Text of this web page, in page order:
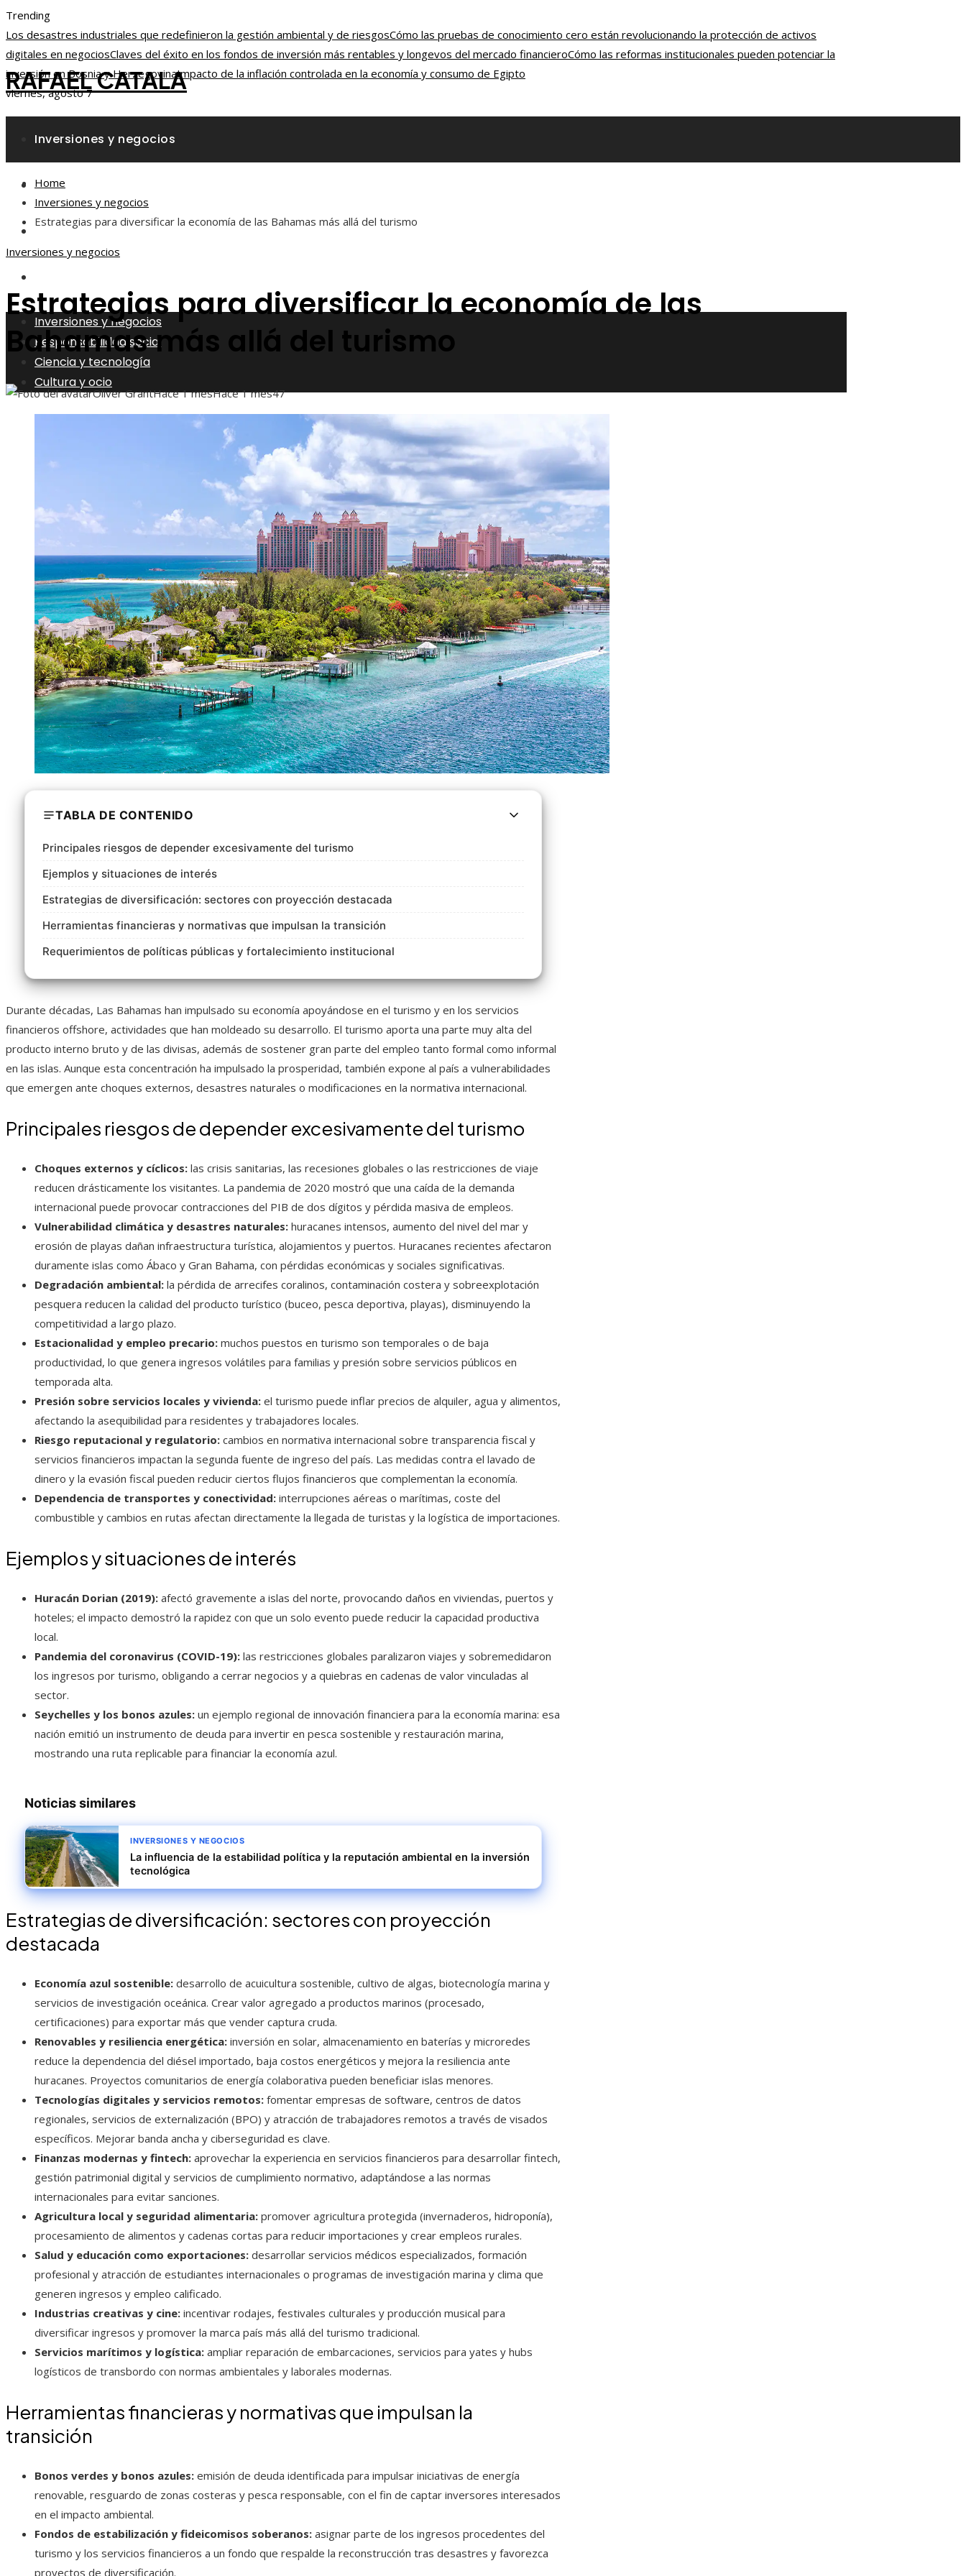
Trending
Los desastres industriales que redefinieron la gestión ambiental y de riesgosCómo las pruebas de conocimiento cero están revolucionando la protección de activos
digitales en negociosClaves del éxito en los fondos de inversión más rentables y longevos del mercado financieroCómo las reformas institucionales pueden potenciar la
inversión en Bosnia y HerzegovinaImpacto de la inflación controlada en la economía y consumo de Egipto
viernes, agosto 7
RAFAEL CATALA
Inversiones y negocios
Responsabilidad social
Ciencia y tecnología
Inversiones y negocios
Responsabilidad social
Ciencia y tecnología
Cultura y ocio
Home
Inversiones y negocios
Estrategias para diversificar la economía de las Bahamas más allá del turismo
Inversiones y negocios
Estrategias para diversificar la economía de las
Bahamas más allá del turismo
Oliver GrantHace 1 mesHace 1 mes47
TABLA DE CONTENIDO
Principales riesgos de depender excesivamente del turismo
Ejemplos y situaciones de interés
Estrategias de diversificación: sectores con proyección destacada
Herramientas financieras y normativas que impulsan la transición
Requerimientos de políticas públicas y fortalecimiento institucional
Durante décadas, Las Bahamas han impulsado su economía apoyándose en el turismo y en los servicios
financieros offshore, actividades que han moldeado su desarrollo. El turismo aporta una parte muy alta del
producto interno bruto y de las divisas, además de sostener gran parte del empleo tanto formal como informal
en las islas. Aunque esta concentración ha impulsado la prosperidad, también expone al país a vulnerabilidades
que emergen ante choques externos, desastres naturales o modificaciones en la normativa internacional.
Principales riesgos de depender excesivamente del turismo
Choques externos y cíclicos: las crisis sanitarias, las recesiones globales o las restricciones de viaje
reducen drásticamente los visitantes. La pandemia de 2020 mostró que una caída de la demanda
internacional puede provocar contracciones del PIB de dos dígitos y pérdida masiva de empleos.
Vulnerabilidad climática y desastres naturales: huracanes intensos, aumento del nivel del mar y
erosión de playas dañan infraestructura turística, alojamientos y puertos. Huracanes recientes afectaron
duramente islas como Ábaco y Gran Bahama, con pérdidas económicas y sociales significativas.
Degradación ambiental: la pérdida de arrecifes coralinos, contaminación costera y sobreexplotación
pesquera reducen la calidad del producto turístico (buceo, pesca deportiva, playas), disminuyendo la
competitividad a largo plazo.
Estacionalidad y empleo precario: muchos puestos en turismo son temporales o de baja
productividad, lo que genera ingresos volátiles para familias y presión sobre servicios públicos en
temporada alta.
Presión sobre servicios locales y vivienda: el turismo puede inflar precios de alquiler, agua y alimentos,
afectando la asequibilidad para residentes y trabajadores locales.
Riesgo reputacional y regulatorio: cambios en normativa internacional sobre transparencia fiscal y
servicios financieros impactan la segunda fuente de ingreso del país. Las medidas contra el lavado de
dinero y la evasión fiscal pueden reducir ciertos flujos financieros que complementan la economía.
Dependencia de transportes y conectividad: interrupciones aéreas o marítimas, coste del
combustible y cambios en rutas afectan directamente la llegada de turistas y la logística de importaciones.
Ejemplos y situaciones de interés
Huracán Dorian (2019): afectó gravemente a islas del norte, provocando daños en viviendas, puertos y
hoteles; el impacto demostró la rapidez con que un solo evento puede reducir la capacidad productiva
local.
Pandemia del coronavirus (COVID-19): las restricciones globales paralizaron viajes y sobremedidaron
los ingresos por turismo, obligando a cerrar negocios y a quiebras en cadenas de valor vinculadas al
sector.
Seychelles y los bonos azules: un ejemplo regional de innovación financiera para la economía marina: esa
nación emitió un instrumento de deuda para invertir en pesca sostenible y restauración marina,
mostrando una ruta replicable para financiar la economía azul.
Noticias similares
INVERSIONES Y NEGOCIOS
La influencia de la estabilidad política y la reputación ambiental en la inversión
tecnológica
Estrategias de diversificación: sectores con proyección
destacada
Economía azul sostenible: desarrollo de acuicultura sostenible, cultivo de algas, biotecnología marina y
servicios de investigación oceánica. Crear valor agregado a productos marinos (procesado,
certificaciones) para exportar más que vender captura cruda.
Renovables y resiliencia energética: inversión en solar, almacenamiento en baterías y microredes
reduce la dependencia del diésel importado, baja costos energéticos y mejora la resiliencia ante
huracanes. Proyectos comunitarios de energía colaborativa pueden beneficiar islas menores.
Tecnologías digitales y servicios remotos: fomentar empresas de software, centros de datos
regionales, servicios de externalización (BPO) y atracción de trabajadores remotos a través de visados
específicos. Mejorar banda ancha y ciberseguridad es clave.
Finanzas modernas y fintech: aprovechar la experiencia en servicios financieros para desarrollar fintech,
gestión patrimonial digital y servicios de cumplimiento normativo, adaptándose a las normas
internacionales para evitar sanciones.
Agricultura local y seguridad alimentaria: promover agricultura protegida (invernaderos, hidroponía),
procesamiento de alimentos y cadenas cortas para reducir importaciones y crear empleos rurales.
Salud y educación como exportaciones: desarrollar servicios médicos especializados, formación
profesional y atracción de estudiantes internacionales o programas de investigación marina y clima que
generen ingresos y empleo calificado.
Industrias creativas y cine: incentivar rodajes, festivales culturales y producción musical para
diversificar ingresos y promover la marca país más allá del turismo tradicional.
Servicios marítimos y logística: ampliar reparación de embarcaciones, servicios para yates y hubs
logísticos de transbordo con normas ambientales y laborales modernas.
Herramientas financieras y normativas que impulsan la
transición
Bonos verdes y bonos azules: emisión de deuda identificada para impulsar iniciativas de energía
renovable, resguardo de zonas costeras y pesca responsable, con el fin de captar inversores interesados
en el impacto ambiental.
Fondos de estabilización y fideicomisos soberanos: asignar parte de los ingresos procedentes del
turismo y los servicios financieros a un fondo que respalde la reconstrucción tras desastres y favorezca
proyectos de diversificación.